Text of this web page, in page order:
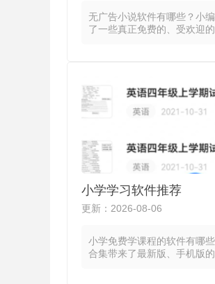
无广告小说软件有哪些？小
了一些真正免费的、受欢迎的
屏广告的干扰下连贯完成从搜
阅读的全过程。先粘贴书源链
成初始化，再添加作品至书架
夜间模式、翻页动画等视觉工
划线、笔记与书签功能支持对
段落进行标记管理。支持本地
节，部分无广告小说app还允
对特定站点编写正则表达式
解析精度。
小学学习软件推荐
更新：2026-08-06
小学免费学课程的软件有哪
合集带来了最新版、手机版的